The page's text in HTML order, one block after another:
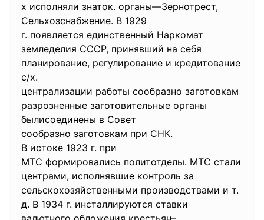
х исполняли знаток. органы—Зернотрест,
Сельхозснабжение. В 1929
г. появляется единственный Наркомат
земледелия СССР, принявший на себя
планирование, регулирование и кредитование
с/х.
централизации работы сообразно заготовкам
разрозненные заготовительные органы
былисоединены в Совет
сообразно заготовкам при СНК.
В истоке 1923 г. при
МТС формировались политотделы. МТС стали
центрами, исполнявшие контроль за
сельскохозяйственными производствами и т.
д. В 1934 г. инсталлируются ставки